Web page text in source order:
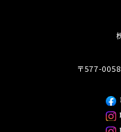
〒577-